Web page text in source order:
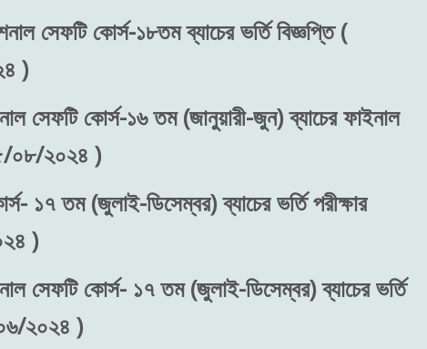
সেফটি কোর্স-১৮তম ব্যাচের ভর্তি বিজ্ঞপ্তি (
)
সেফটি কোর্স-১৬ তম (জানুয়ারী-জুন) ব্যাচের ফাইনাল
০৮/২০২৪ )
১৭ তম (জুলাই-ডিসেম্বর) ব্যাচের ভর্তি পরীক্ষার
)
সেফটি কোর্স- ১৭ তম (জুলাই-ডিসেম্বর) ব্যাচের ভর্তি
২০২৪ )